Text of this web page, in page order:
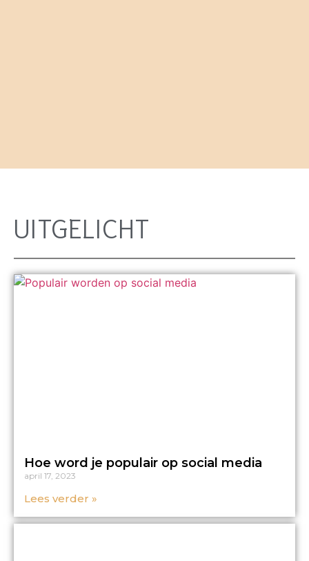
UITGELICHT
Hoe word je populair op social media
april 17, 2023
Lees verder »